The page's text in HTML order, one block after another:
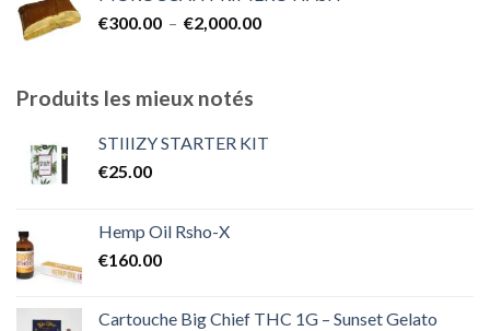
à
€300.00 – €2,000.00Plage
€2,000.00
Produits les mieux notés
STIIIZY STARTER KIT
€25.00
Hemp Oil Rsho-X
€160.00
Cartouche Big Chief THC 1G – Sunset Gelato